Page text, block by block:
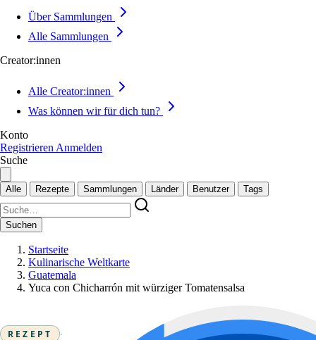
Über Sammlungen
Alle Sammlungen
Creator:innen
Alle Creator:innen
Was können wir für dich tun?
Konto
Registrieren Anmelden
Suche
Alle Rezepte Sammlungen Länder Benutzer Tags
Suchen
Startseite
Kulinarische Weltkarte
Guatemala
Yuca con Chicharrón mit würziger Tomatensalsa
REZEPT
·